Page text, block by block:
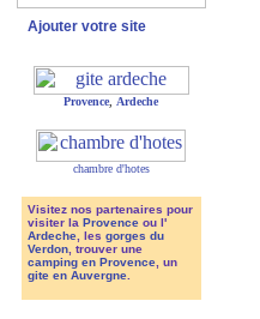
Ajouter votre site
Provence Ardeche
chambre d'hotes
Visitez nos partenaires pour
visiter la Provenceou l'
Ardeche, les gorges du
Verdon, trouver une
camping en Provence, un
gite en Auvergne.